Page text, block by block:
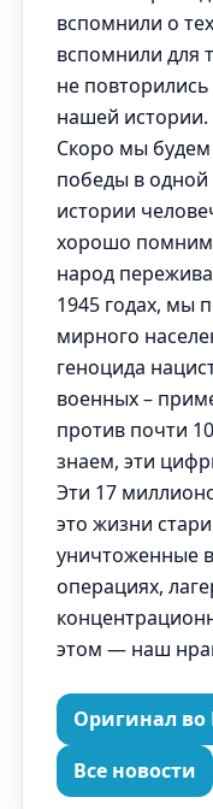
вспомнили о
вспомнили для
не
нашей истории.
Скоро мы
победы в
истории
хорошо помним
народ
1945 годах, мы
мирного
геноцида
военных –
против почти
знаем, эти
Эти 17
это жизни
уничтоженные
операциях,
этом — наш
Оригинал во
Все новости